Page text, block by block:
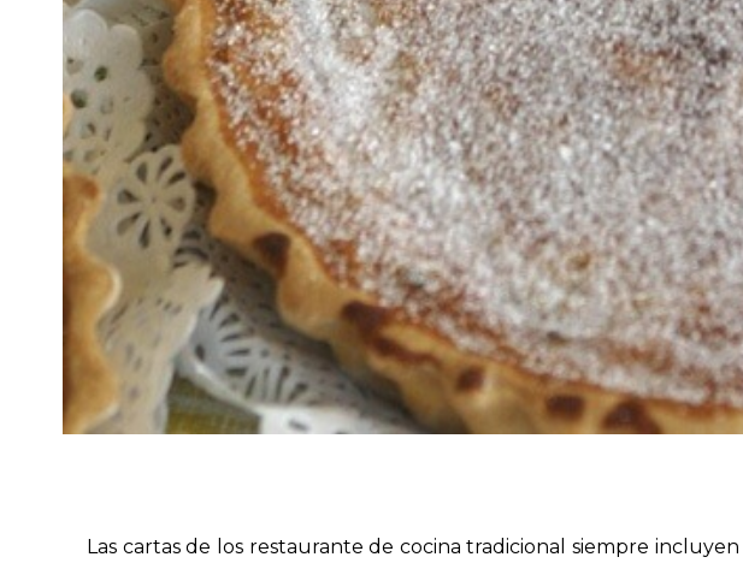
Las cartas de los restaurante de cocina tradicional siempre